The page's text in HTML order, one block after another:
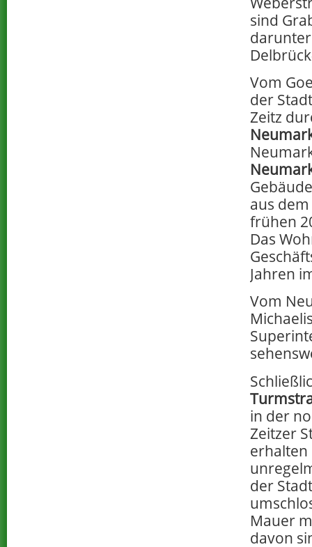
sind
Vom
der
Zeitz
aus
frühen
Das
Jahren
Vom
in der
Zeitzer
erhalten
der
Mauer
davon